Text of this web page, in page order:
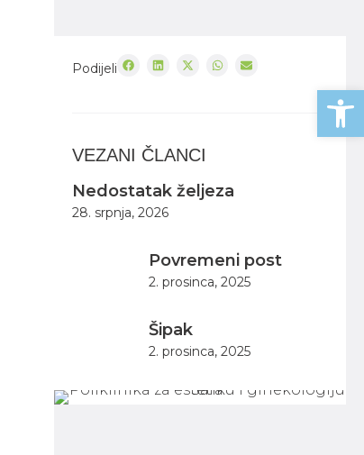
Podijeli
VEZANI ČLANCI
Nedostatak željeza
28. srpnja, 2026
Povremeni post
2. prosinca, 2025
Šipak
2. prosinca, 2025